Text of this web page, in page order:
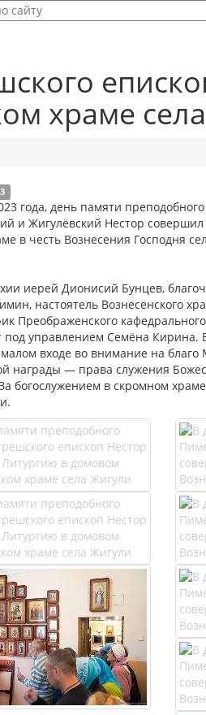
храме
года, день памяти
и Жигулёвский Нестор
в честь Вознесения Господня
иерей Дионисий Бунцев,
настоятель Вознесенского
Преображенского
под управлением Семёна Кирина.
входе во внимание на
награды — права служения
в скромном храме